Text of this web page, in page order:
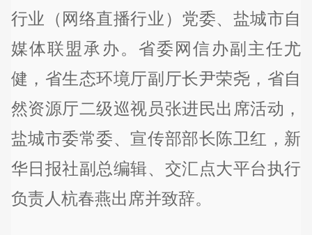
行业（网络直播行业）党委、盐城市自
媒体联盟承办。省委网信办副主任尤
健，省生态环境厅副厅长尹荣尧，省自
然资源厅二级巡视员张进民出席活动，
盐城市委常委、宣传部部长陈卫红，新
华日报社副总编辑、交汇点大平台执行
负责人杭春燕出席并致辞。